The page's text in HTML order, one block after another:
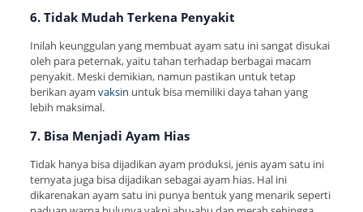
6. Tidak Mudah Terkena Penyakit
Inilah keunggulan yang membuat ayam satu ini sangat disukai
oleh para peternak, yaitu tahan terhadap berbagai macam
penyakit. Meski demikian, namun pastikan untuk tetap
berikan ayam vaksin untuk bisa memiliki daya tahan yang
lebih maksimal.
7. Bisa Menjadi Ayam Hias
Tidak hanya bisa dijadikan ayam produksi, jenis ayam satu ini
ternyata juga bisa dijadikan sebagai ayam hias. Hal ini
dikarenakan ayam satu ini punya bentuk yang menarik seperti